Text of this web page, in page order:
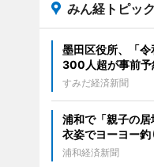
みん経トピッ
墨田区役所、「
300人超が事前予
すみだ経済新聞
浦和で「親子の
衣姿でヨーヨー
浦和経済新聞